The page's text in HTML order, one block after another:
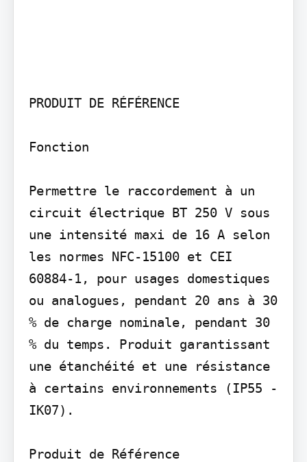
PRODUIT DE RÉFÉRENCE
Fonction
Permettre le raccordement à un
circuit électrique BT 250 V sous
une intensité maxi de 16 A selon
les normes NFC-15100 et CEI
60884-1, pour usages domestiques
ou analogues, pendant 20 ans à 30
% de charge nominale, pendant 30
% du temps. Produit garantissant
une étanchéité et une résistance
à certains environnements (IP55 -
IK07).
Produit de Référence